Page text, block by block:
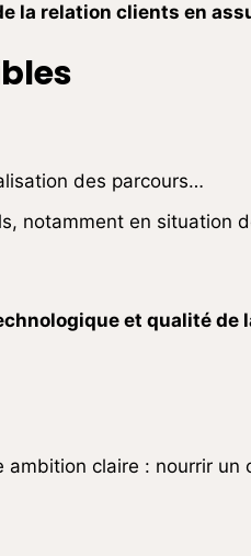
la relation clients en
des parcours…
notamment en situation
et qualité de
ambition claire : nourrir un